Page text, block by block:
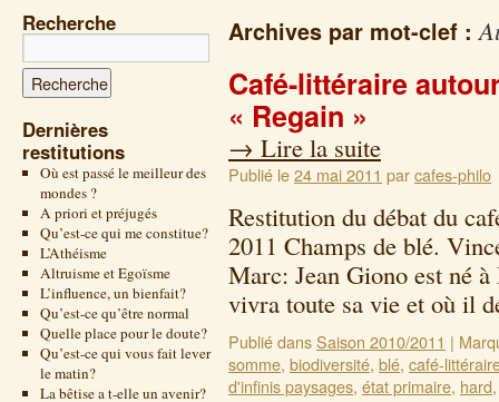
Recherche
Dernières
restitutions
Où est passé le meilleur des
mondes ?
A priori et préjugés
Qu’est-ce qui me constitue?
L’Athéisme
Altruisme et Egoïsme
L’influence, un bienfait?
Qu’est-ce qu’être normal
Quelle place pour le doute?
Qu’est-ce qui vous fait lever
le matin?
La bêtise a t-elle un avenir?
Archives par mot-clef :
Café-littéraire
« Regain »
→ Lire la suite
Publié le24 mai 2011 parcafes-philo
Restitution du débat du
2011 Champs de blé.
Marc: Jean Giono est né
vivra toute sa vie et où il
Publié dansSaison 2010/2011 |
somme, biodiversité, blé, café-
d'infinis paysages, état primaire, hard